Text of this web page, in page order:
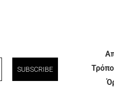
SUBSCRIBE